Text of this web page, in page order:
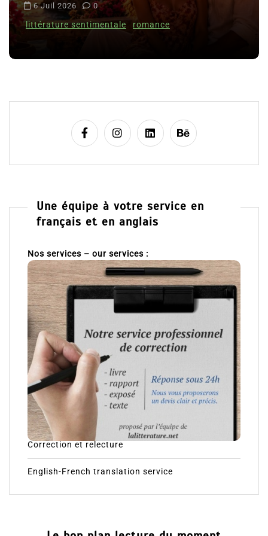
c
e
Clara Delcourt
Une équipe à votre service en
français et en anglais
Nos services – our services :
Correction et relecture
English-French translation service